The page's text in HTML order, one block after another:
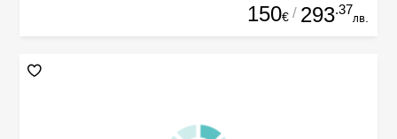
150€ / 293.37
лв.